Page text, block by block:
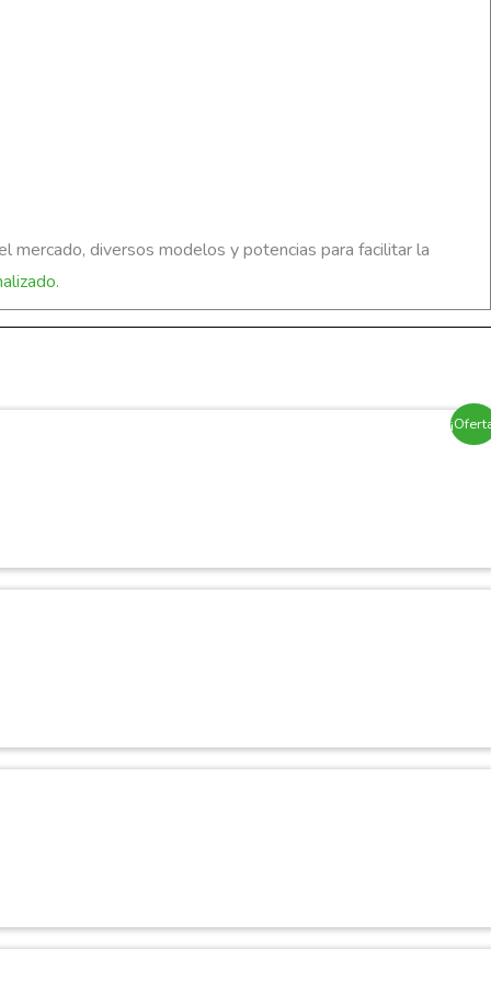
mercado, diversos modelos y potencias para facilitar la